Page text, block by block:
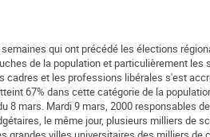
qui ont précédé les élections
de la population et particulièrement
cadres et les professions libérales s'est
67% dans cette catégorie de la
8 mars. Mardi 9 mars, 2000 responsables
le même jour, plusieurs milliers de